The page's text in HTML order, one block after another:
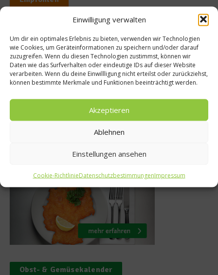
Einwilligung verwalten
Um dir ein optimales Erlebnis zu bieten, verwenden wir Technologien
wie Cookies, um Geräteinformationen zu speichern und/oder darauf
zuzugreifen. Wenn du diesen Technologien zustimmst, können wir
Daten wie das Surfverhalten oder eindeutige IDs auf dieser Website
verarbeiten. Wenn du deine Einwillligung nicht erteilst oder zurückziehst,
können bestimmte Merkmale und Funktionen beeinträchtigt werden.
Akzeptieren
Ablehnen
Einstellungen ansehen
Cookie-RichtlinieDatenschutzbestimmungenImpressum
News
eine Maß –
dem Oktoberfest
Was isst Deutschland
Obst- & Gemüsekalender